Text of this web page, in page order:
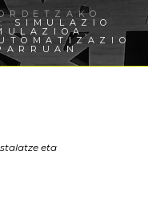
SIMULAZIO
eta